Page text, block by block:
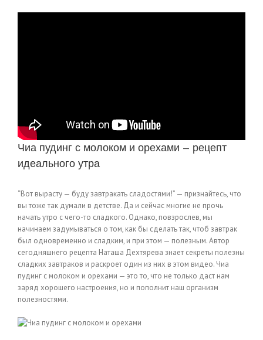
Чиа пудинг с молоком и орехами — рецепт
идеального утра
“Вот вырасту — буду завтракать сладостями!” — признайтесь, что
вы тоже так думали в детстве. Да и сейчас многие не прочь
начать утро с чего-то сладкого. Однако, повзрослев, мы
начинаем задумываться о том, как бы сделать так, чтоб завтрак
был одновременно и сладким, и при этом — полезным. Автор
сегодняшнего рецепта Наташа Дехтярева знает секреты полезны
сладких завтраков и раскроет один из них в этом видео. Чиа
пудинг с молоком и орехами — это то, что не только даст нам
заряд хорошего настроения, но и пополнит наш организм
полезностями.